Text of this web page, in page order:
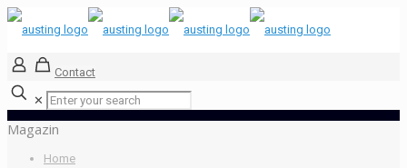
Contact
✕
Magazin
Home